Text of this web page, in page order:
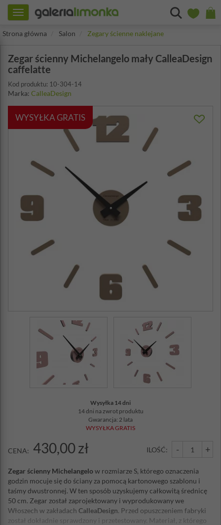
Toggle
navigation
Strona główna
Salon Zegary ścienne naklejane
Zegar ścienny Michelangelo mały CalleaDesign
caffelatte
Kod produktu: 10-304-14
Marka: CalleaDesign
WYSYŁKA GRATIS
Wysyłka 14 dni
14 dni na zwrot produktu
Gwarancja: 2 lata
WYSYŁKA GRATIS
CENA: 430,00 zł ILOŚĆ: - +
Zegar ścienny Michelangelow rozmiarze S, którego oznaczenia
godzin mocuje się do ściany za pomocą kartonowego szablonu i
taśmy dwustronnej. W ten sposób uzyskujemy całkowitą średnicę
50 cm. Zegar został zaprojektowany i wyprodukowany we
Włoszech w zakładach CalleaDesign. Przed opuszczeniem fabryki
został dokładnie sprawdzony i przetestowany. Materiał, z którego